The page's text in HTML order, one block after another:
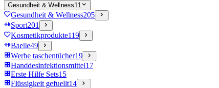
Gesundheit & Wellness11
Gesundheit & Wellness205
Sport201
Kosmetikprodukte119
Baelle49
Werbe taschentücher19
Handdesinfektionsmittel17
Erste Hilfe Sets15
Flüssigkeit gefuellt14